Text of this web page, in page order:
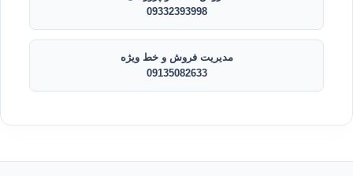
09332393998
مدیریت فروش و خط ویژه
09135082633